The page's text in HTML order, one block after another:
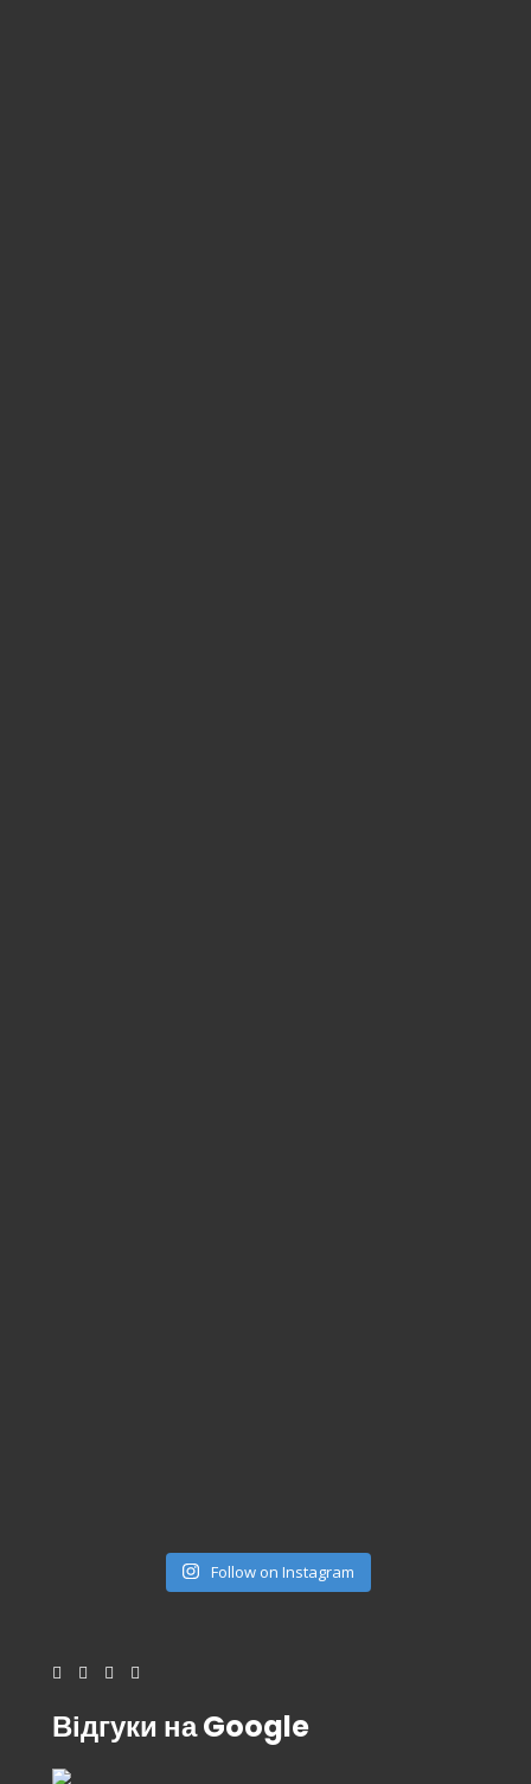
Follow on Instagram
Відгуки на Google